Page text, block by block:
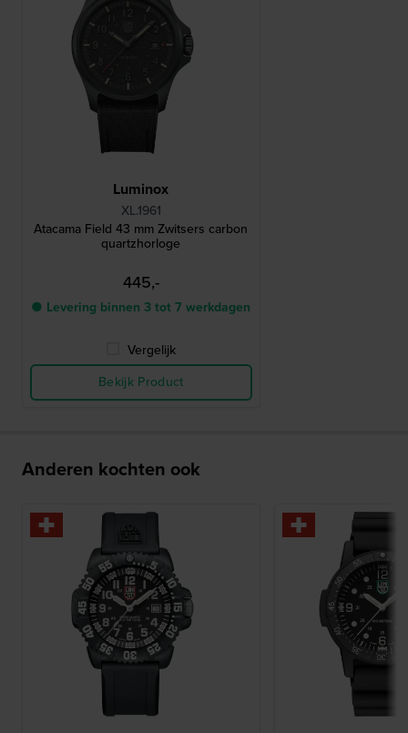
Luminox
XL.1961
Atacama Field 43 mm Zwitsers carbon
quartzhorloge
445,-
● Levering binnen 3 tot 7 werkdagen
Vergelijk
Bekijk Product
Anderen kochten ook